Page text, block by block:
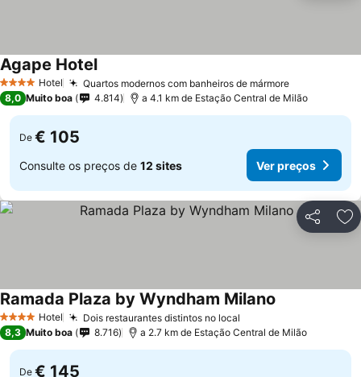
4 EstrelasHotel Quartos modernos com banheiros de mármore
Agape Hotel
8,0 Muito boa 4.814 a 4.1 km de Estação Central de Milão
De € 105
Consulte os preços de 12 sites Ver preços
Partilhar
4 EstrelasHotel Dois restaurantes distintos no local
Ramada Plaza by Wyndham Milano
8,3 Muito boa 8.716 a 2.7 km de Estação Central de Milão
De € 145